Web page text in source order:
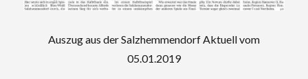
Auszug aus der Salzhemmendorf Aktuell vom
05.01.2019